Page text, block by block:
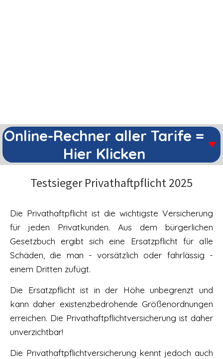
Online-Rechner aller Tarife =
Hier Klicken
Testsieger Privathaftpflicht 2025
Die Privathaftpflicht ist die wichtigste Versicherung
für jeden Privatkunden. Aus dem bürgerlichen
Gesetzbuch ergibt sich eine Ersatzpflicht für alle
Schäden, die man - vorsätzlich oder fahrlässig -
einem Dritten zufügt.
Die Ersatzpflicht ist in der Höhe unbegrenzt und
kann daher existenzbedrohende Größenordnungen
erreichen. Die Privathaftpflichtversicherung ist daher
unverzichtbar!
Die Privathaftpflichtversicherung kennt jedoch auch